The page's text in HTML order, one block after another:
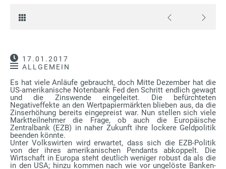
17.01.2017
ALLGEMEIN
Es hat viele Anläufe gebraucht, doch Mitte Dezember hat die
US-amerikanische Notenbank Fed den Schritt endlich gewagt
und die Zinswende eingeleitet. Die befürchteten
Negativeffekte an den Wertpapiermärkten blieben aus, da die
Zinserhöhung bereits eingepreist war. Nun stellen sich viele
Marktteilnehmer die Frage, ob auch die Europäische
Zentralbank (EZB) in naher Zukunft ihre lockere Geldpolitik
beenden könnte.
Unter Volkswirten wird erwartet, dass sich die EZB-Politik
von der ihres amerikanischen Pendants abkoppelt. Die
Wirtschaft in Europa steht deutlich weniger robust da als die
in den USA; hinzu kommen nach wie vor ungelöste Banken-